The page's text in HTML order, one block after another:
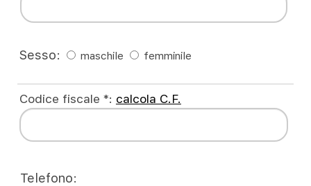
Sesso: maschile femminile
Codice fiscale *: calcola C.F.
Telefono: